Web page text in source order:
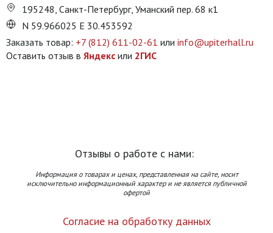
195248, Санкт-Петербург, Уманский пер. 68 к1
N 59.966025 E 30.453592
Заказать товар: +7 (812) 611-02-61 или info@upiterhall.ru
Оставить отзыв в Яндекс или 2ГИС
Отзывы о работе с нами:
Информация о товарах и ценах, представленная на сайте, носит
исключительно информационный характер и не является публичной
офертой
Согласие на обработку данных